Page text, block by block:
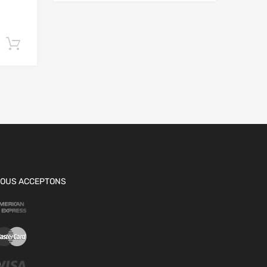
ACCEPTONS